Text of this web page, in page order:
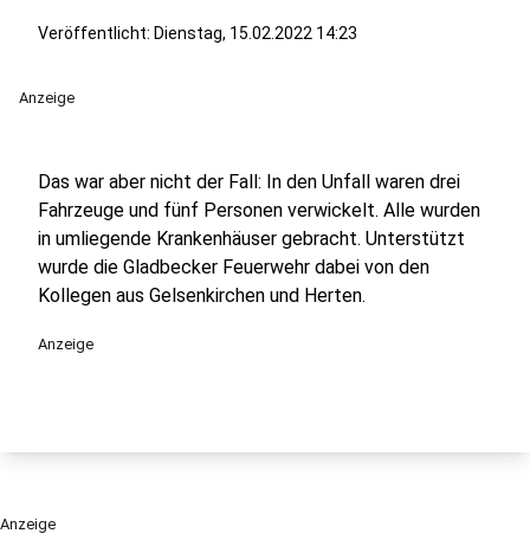
Veröffentlicht: Dienstag, 15.02.2022 14:23
Anzeige
Das war aber nicht der Fall: In den Unfall waren drei
Fahrzeuge und fünf Personen verwickelt. Alle wurden
in umliegende Krankenhäuser gebracht. Unterstützt
wurde die Gladbecker Feuerwehr dabei von den
Kollegen aus Gelsenkirchen und Herten.
Anzeige
Anzeige